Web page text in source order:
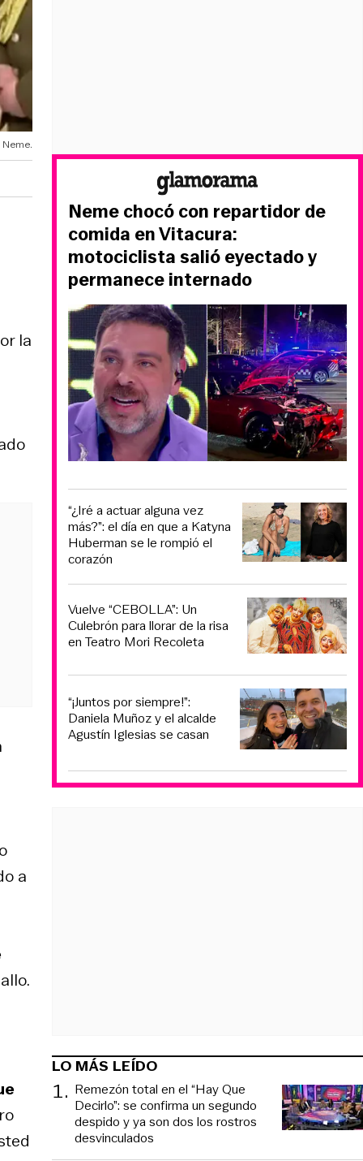
la
a
Neme chocó con repartidor de
comida en Vitacura:
motociclista salió eyectado y
permanece internado
“¿Iré a actuar alguna vez
más?”: el día en que a Katyna
Huberman se le rompió el
corazón
Vuelve “CEBOLLA”: Un
Culebrón para llorar de la risa
en Teatro Mori Recoleta
“¡Juntos por siempre!”:
Daniela Muñoz y el alcalde
Agustín Iglesias se casan
LO MÁS LEÍDO
1. Remezón total en el “Hay Que
Decirlo”: se confirma un segundo
despido y ya son dos los rostros
desvinculados